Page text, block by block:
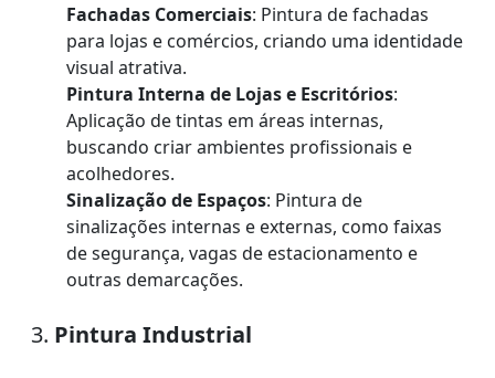
Fachadas Comerciais: Pintura de fachadas
para lojas e comércios, criando uma identidade
visual atrativa.
Pintura Interna de Lojas e Escritórios:
Aplicação de tintas em áreas internas,
buscando criar ambientes profissionais e
acolhedores.
Sinalização de Espaços: Pintura de
sinalizações internas e externas, como faixas
de segurança, vagas de estacionamento e
outras demarcações.
3. Pintura Industrial